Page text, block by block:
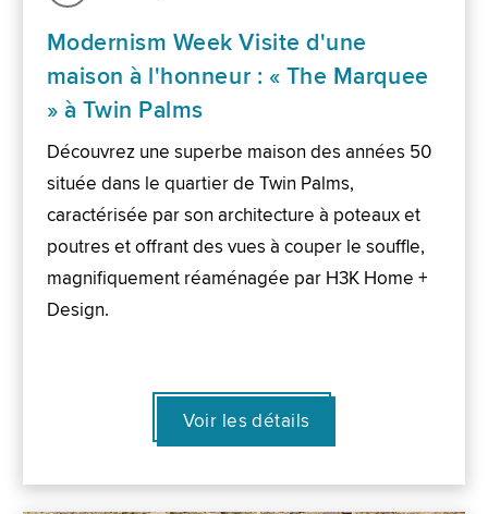
Modernism Week Visite d'une
maison à l'honneur : « The Marquee
» à Twin Palms
Découvrez une superbe maison des années 50
située dans le quartier de Twin Palms,
caractérisée par son architecture à poteaux et
poutres et offrant des vues à couper le souffle,
magnifiquement réaménagée par H3K Home +
Design.
Voir les détails